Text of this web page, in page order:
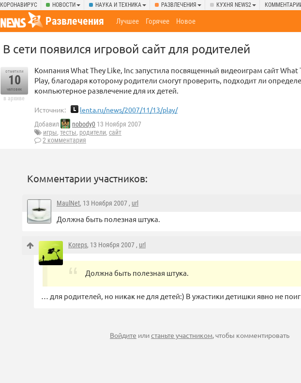
КОРОНАВИРУС НОВОСТИ НАУКА И ТЕХНИКА РАЗВЛЕЧЕНИЯ КУХНЯ NEWS2
Развлечения Лучшее Горячее Новое
В сети появился игровой сайт для родителей
отметили
10
человек
в архиве
Компания What They Like, Inc запустила посвященный видеоиграм сайт What
Play, благодаря которому родители смогут проверить, подходит ли
компьютерное развлечение для их детей.
Источник: lenta.ru/news/2007/11/13/play/
Добавил nobody0 13 Ноября 2007
игры, тесты, родители, сайт
2 комментария
Комментарии участников:
MaulNet, 13 Ноября 2007 , url
Должна быть полезная штука.
Koreps, 13 Ноября 2007 , url
Должна быть полезная штука.
… для родителей, но никак не для детей:) В ужастики детишки явно не
Войдите илистаньте участником, чтобы комментировать